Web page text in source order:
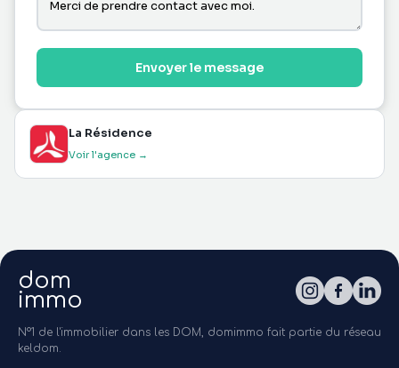
Envoyer le message
La Résidence
Voir l'agence →
dom
immo
N°1 de l'immobilier dans les DOM, domimmo fait partie du réseau
keldom.